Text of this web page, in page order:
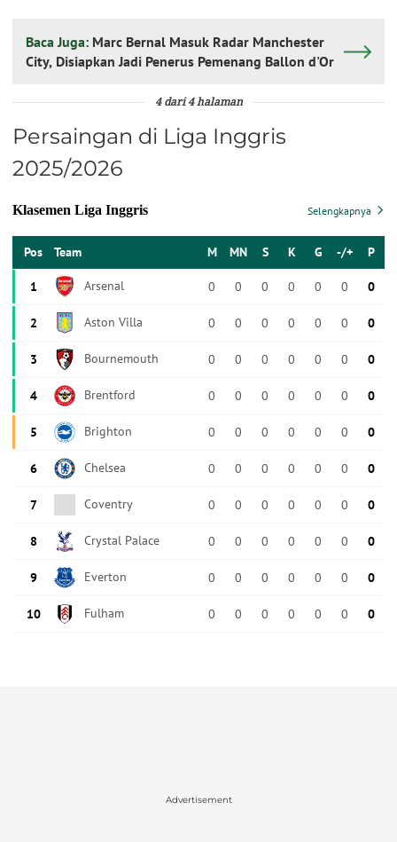
Baca Juga: Marc Bernal Masuk Radar Manchester
City, Disiapkan Jadi Penerus Pemenang Ballon d'Or
4 dari 4 halaman
Persaingan di Liga Inggris
2025/2026
Advertisement